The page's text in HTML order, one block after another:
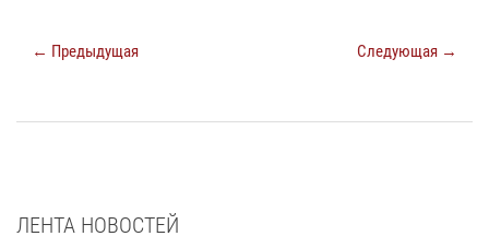
← Предыдущая Следующая →
ЛЕНТА НОВОСТЕЙ